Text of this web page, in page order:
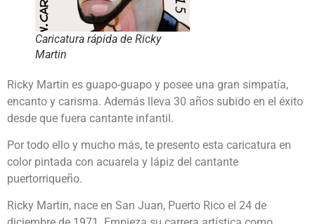
Caricatura rápida de Ricky
Martin
Ricky Martin es guapo-guapo y posee una gran simpatía,
encanto y carisma. Además lleva 30 años subido en el éxito
desde que fuera cantante infantil.
Por todo ello y mucho más, te presento esta caricatura en
color pintada con acuarela y lápiz del cantante
puertorriqueño.
Ricky Martin, nace en San Juan, Puerto Rico el 24 de